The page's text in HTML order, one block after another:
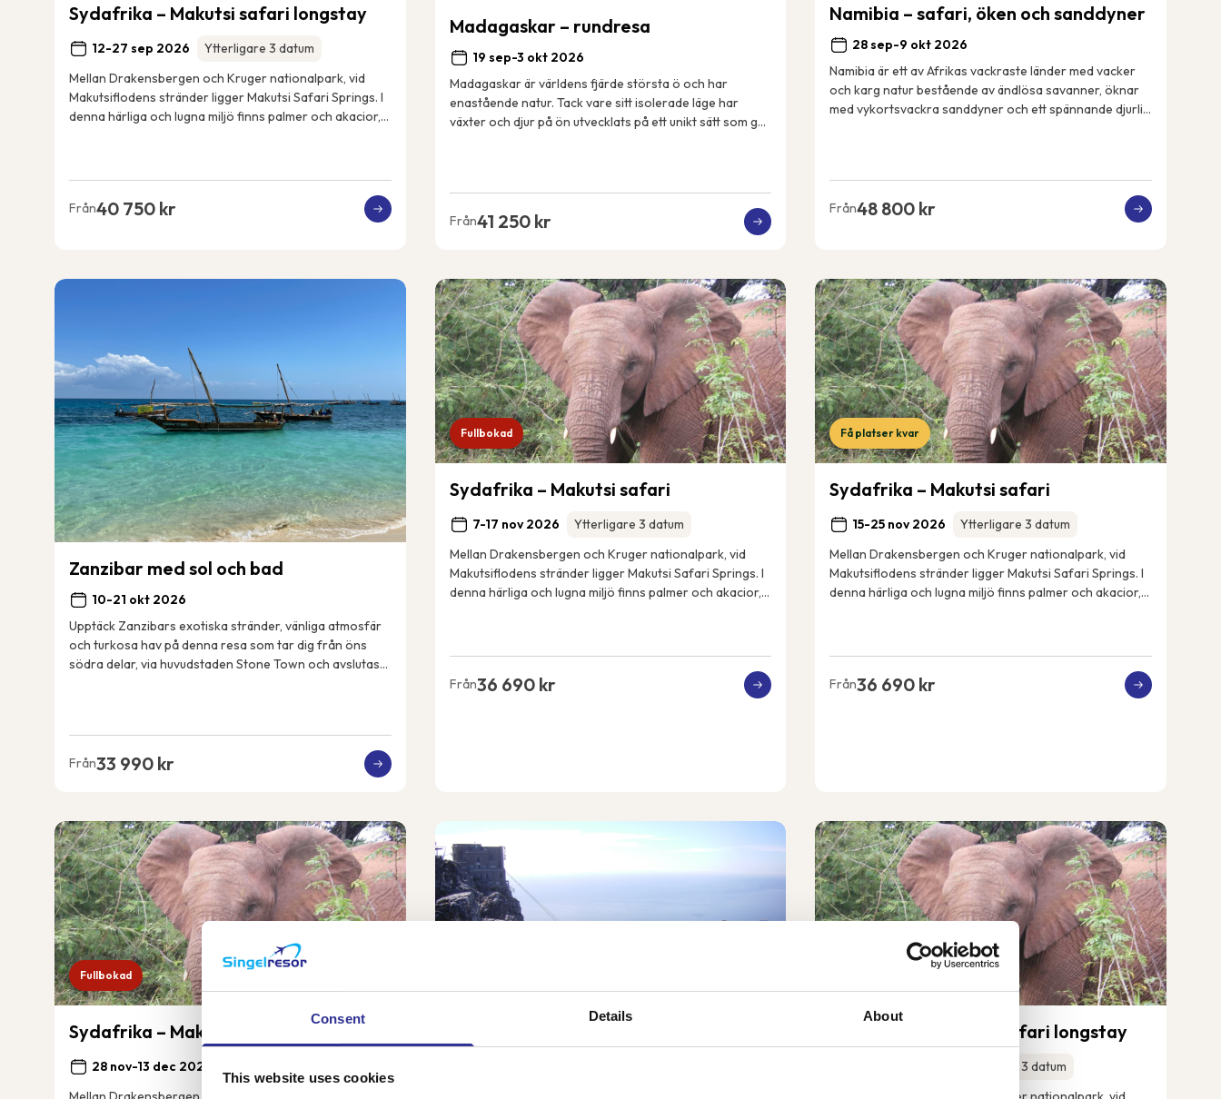
Consent Details About
This website uses cookies
Sydafrika – Makutsi safari longstay
12-27 sep 2026
Ytterligare 3 datum
Mellan Drakensbergen och Kruger nationalpark, vid
Makutsiflodens stränder ligger Makutsi Safari Springs. I
denna härliga och lugna miljö finns palmer och akacior,
Från40 750 kr
Madagaskar – rundresa
19 sep-3 okt 2026
Madagaskar är världens fjärde största ö och har
enastående natur. Tack vare sitt isolerade läge har
växter och djur på ön utvecklats på ett unikt sätt som gör
Från41 250 kr
Namibia – safari, öken och sanddyner
28 sep-9 okt 2026
Namibia är ett av Afrikas vackraste länder med vacker
och karg natur bestående av ändlösa savanner, öknar
med vykortsvackra sanddyner och ett spännande djurliv.
Från48 800 kr
Zanzibar med sol och bad
10-21 okt 2026
Upptäck Zanzibars exotiska stränder, vänliga atmosfär
och turkosa hav på denna resa som tar dig från öns
södra delar, via huvudstaden Stone Town och avslutas
Från33 990 kr
Fullbokad
Sydafrika – Makutsi safari
7-17 nov 2026
Ytterligare 3 datum
Mellan Drakensbergen och Kruger nationalpark, vid
Makutsiflodens stränder ligger Makutsi Safari Springs. I
denna härliga och lugna miljö finns palmer och akacior,
Från36 690 kr
Få platser kvar
Sydafrika – Makutsi safari
15-25 nov 2026
Ytterligare 3 datum
Mellan Drakensbergen och Kruger nationalpark, vid
Makutsiflodens stränder ligger Makutsi Safari Springs. I
denna härliga och lugna miljö finns palmer och akacior,
Från36 690 kr
Fullbokad
Sydafrika – Makutsi safari longstay
28 nov-13 dec 2026
Sydafrika – Makutsi safari longstay
Ytterligare 3 datum